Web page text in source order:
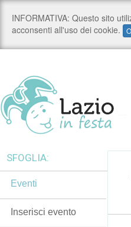
SFOGLIA:
Eventi
Inserisci evento